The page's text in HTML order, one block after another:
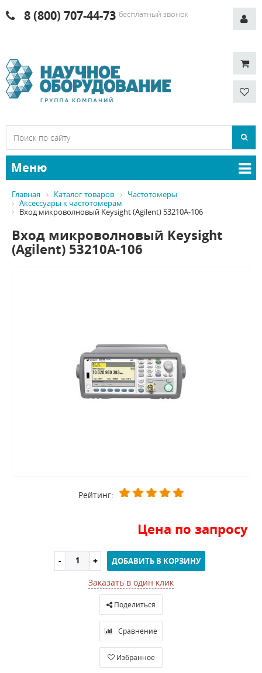
8 (800) 707-44-73 бесплатный звонок
Меню
Главная Каталог товаров
Частотомеры
Аксессуары к частотомерам
Вход микроволновый Keysight (Agilent) 53210A-106
Вход микроволновый Keysight
(Agilent) 53210A-106
Рейтинг:
Цена по запросу
ДОБАВИТЬ В КОРЗИНУ
Заказать в один клик
Поделиться
Сравнение
Избранное